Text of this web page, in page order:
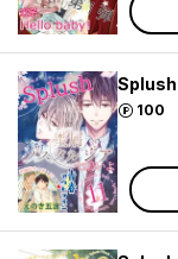
Splush
100
ポイント